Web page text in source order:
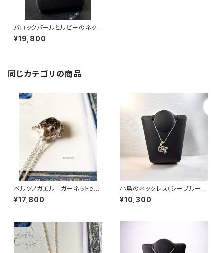
バロックパールとルビーのネック
レス
¥19,800
同じカテゴリの商品
ベルツノガエル ガーネットeye
ネックレス
¥17,800
小鳥のネックレス（シーブルーカ
ルセドニー）
¥10,300